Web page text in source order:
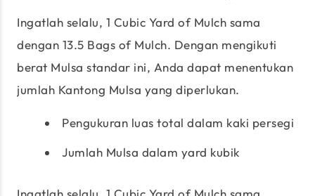
Ingatlah selalu, 1 Cubic Yard of Mulch sama
dengan 13.5 Bags of Mulch. Dengan mengikuti
berat Mulsa standar ini, Anda dapat menentukan
jumlah Kantong Mulsa yang diperlukan.
Pengukuran luas total dalam kaki persegi
Jumlah Mulsa dalam yard kubik